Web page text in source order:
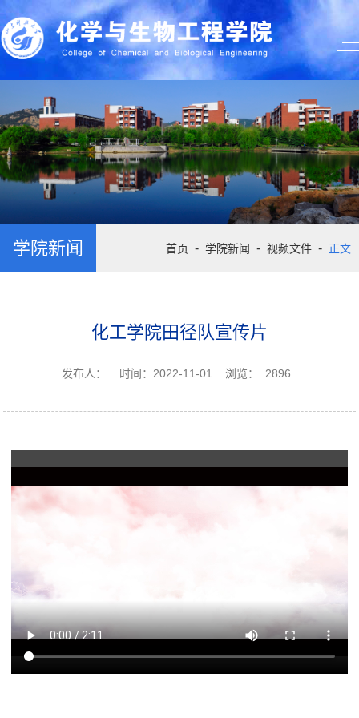
学院新闻 首页 - 学院新闻 - 视频文件 - 正文
化工学院田径队宣传片
发布人： 时间：2022-11-01 浏览： 2896